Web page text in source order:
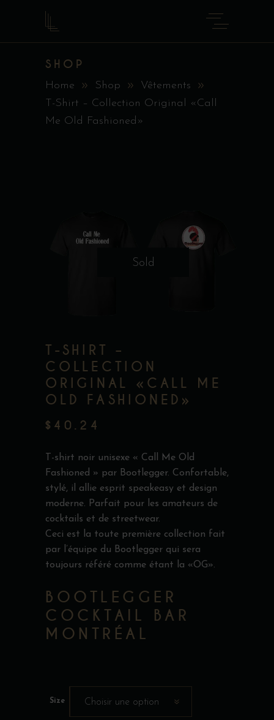
SHOP
Home Shop
Vêtements
T-Shirt – Collection Original «Call
Me Old Fashioned»
Sold
T-SHIRT –
COLLECTION
ORIGINAL «CALL ME
OLD FASHIONED»
$ 40.24
T-shirt noir unisexe « Call Me Old
Fashioned » par Bootlegger. Confortable,
stylé, il allie esprit speakeasy et design
moderne. Parfait pour les amateurs de
cocktails et de streetwear.
Ceci est la toute première collection fait
par l’équipe du Bootlegger qui sera
toujours référé comme étant la «OG».
BOOTLEGGER
COCKTAIL BAR
MONTRÉAL
Size Choisir une option